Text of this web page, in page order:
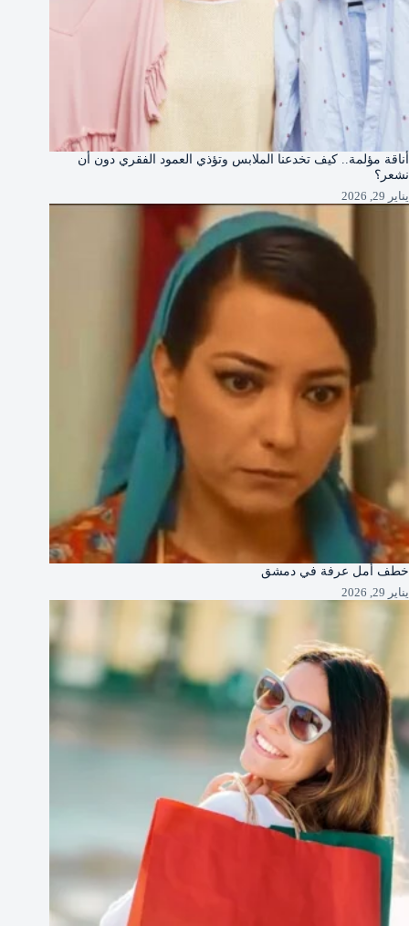
أناقة مؤلمة.. كيف تخدعنا الملابس وتؤذي العمود الفقري دون أن
نشعر؟
يناير 29, 2026
خطف أمل عرفة في دمشق
يناير 29, 2026